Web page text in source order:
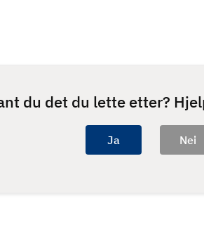
du det du lette etter?